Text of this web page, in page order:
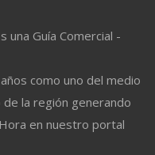
una Guía Comercial -
como uno del medio
la región generando
en nuestro portal